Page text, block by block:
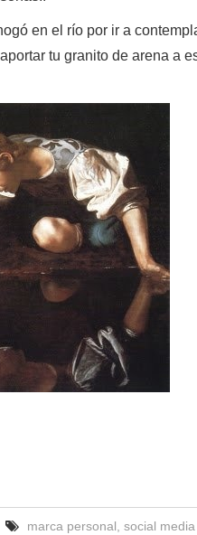
en el río por ir a
tu granito de arena a
marca personal, social media